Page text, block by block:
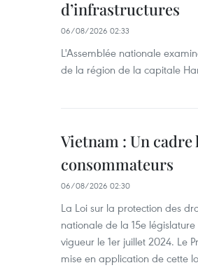
d’infrastructures
06/08/2026 02:33
L'Assemblée nationale
de la région de la capitale
Vietnam : Un
consommateurs
06/08/2026 02:30
La Loi sur la protection des
nationale de la 15e
vigueur le 1er juillet 2024. Le
mise en application de cette